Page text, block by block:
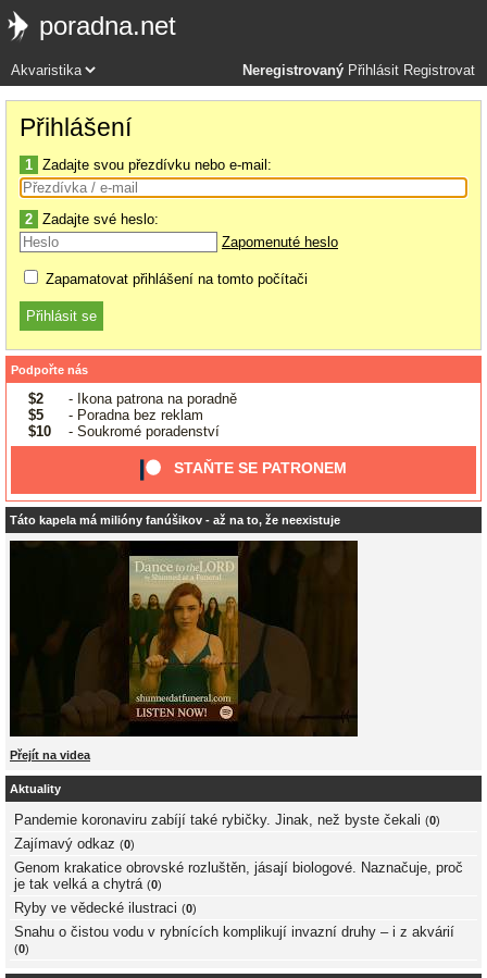
poradna.net
Neregistrovaný Přihlásit Registrovat
Přihlášení
1 Zadajte svou přezdívku nebo e-mail:
2 Zadajte své heslo:
Zapomenuté heslo
Zapamatovat přihlášení na tomto počítači
Podpořte nás
$2
- Ikona patrona na poradně
$5
- Poradna bez reklam
$10
- Soukromé poradenství
STAŇTE SE PATRONEM
Táto kapela má milióny fanúšikov - až na to, že neexistuje
Přejít na videa
Aktuality
Pandemie koronaviru zabíjí také rybičky. Jinak, než byste čekali (0)
Zajímavý odkaz (0)
Genom krakatice obrovské rozluštěn, jásají biologové. Naznačuje, proč
je tak velká a chytrá (0)
Ryby ve vědecké ilustraci (0)
Snahu o čistou vodu v rybnících komplikují invazní druhy – i z akvárií
(0)